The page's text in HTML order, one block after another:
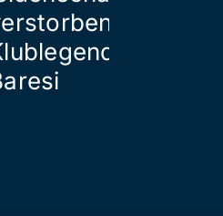
Franco